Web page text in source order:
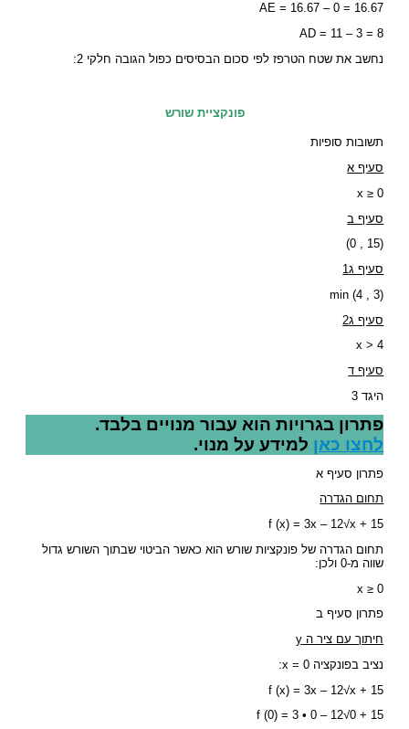
AE = 16.67 – 0 = 16.67
AD = 11 – 3 = 8
נחשב את שטח הטרפז לפי סכום הבסיסים כפול הגובה חלקי 2:
פונקציית שורש
תשובות סופיות
סעיף א
x ≥ 0
סעיף ב
(15 , 0)
סעיף ג1
min (4 , 3)
סעיף ג2
x > 4
סעיף ד
היגד 3
פתרון בגרויות הוא עבור מנויים בלבד.
לחצו כאן למידע על מנוי.
פתרון סעיף א
תחום הגדרה
f (x) = 3x – 12√x + 15
תחום הגדרה של פונקציות שורש הוא כאשר הביטוי שבתוך השורש גדול
שווה מ-0 ולכן:
x ≥ 0
פתרון סעיף ב
חיתוך עם ציר ה y
נציב בפונקציה x = 0:
f (x) = 3x – 12√x + 15
f (0) = 3 • 0 – 12√0 + 15